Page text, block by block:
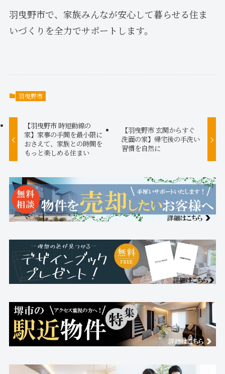
羽曳野市で、家族みんなが安心して暮らせる住ま
いづくりを全力でサポートします。
羽曳野市
【羽曳野市 時短動線の
家】家事の手間を最小限に
おさえて、家族との時間を
もっと楽しめる住まい
【羽曳野市 玄関からすぐ
洗面の家】帰宅後の手洗い
習慣を自然に